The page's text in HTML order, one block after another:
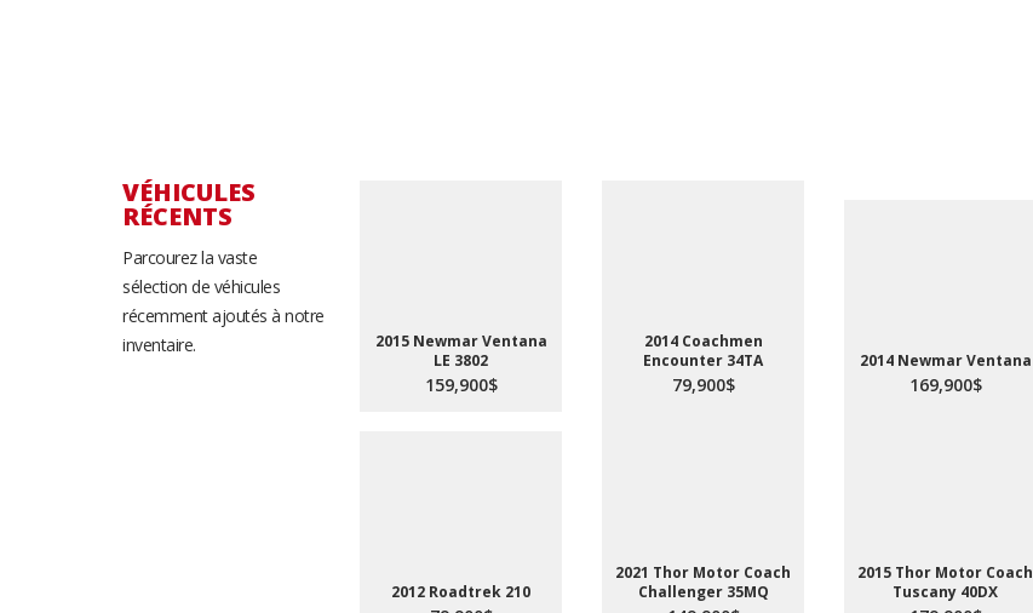
VÉHICULES
RÉCENTS
Parcourez la vaste
sélection de véhicules
récemment ajoutés à notre
inventaire.
2015 Newmar Ventana
LE 3802
159,900$
2014 Coachmen
Encounter 34TA
79,900$
2014 Newmar Ventana
169,900$
2012 Roadtrek 210
2021 Thor Motor Coach
Challenger 35MQ
2015 Thor Motor Coach
Tuscany 40DX